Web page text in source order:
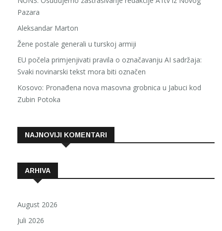
Pazara
Aleksandar Marton
Žene postale generali u turskoj armiji
EU počela primjenjivati pravila o označavanju AI sadržaja:
Svaki novinarski tekst mora biti označen
Kosovo: Pronađena nova masovna grobnica u Jabuci kod
Zubin Potoka
NAJNOVIJI KOMENTARI
ARHIVA
August 2026
Juli 2026